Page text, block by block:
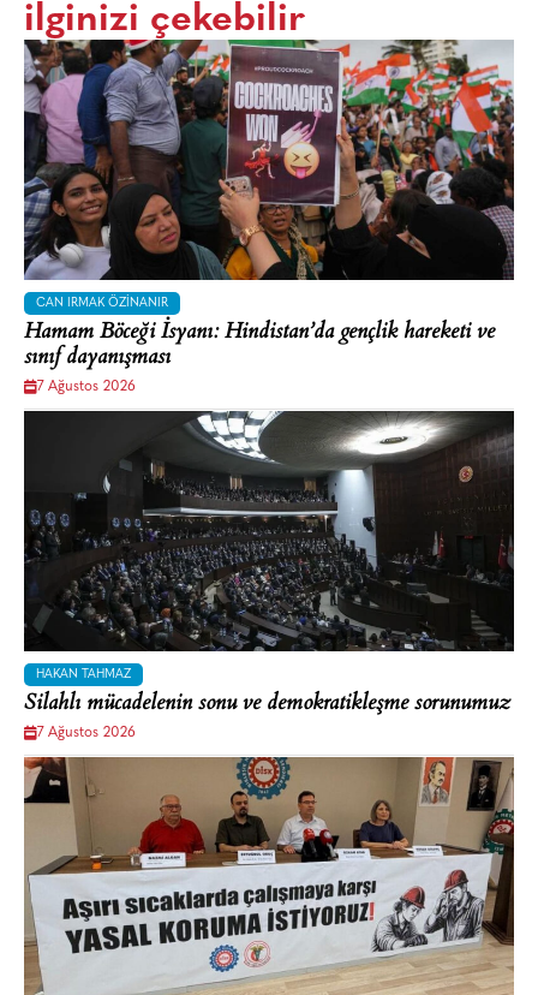
ilginizi çekebilir
CAN IRMAK ÖZINANIR
Hamam Böceği İsyanı: Hindistan’da gençlik hareketi ve
sınıf dayanışması
7 Ağustos 2026
HAKAN TAHMAZ
Silahlı mücadelenin sonu ve demokratikleşme sorunumuz
7 Ağustos 2026